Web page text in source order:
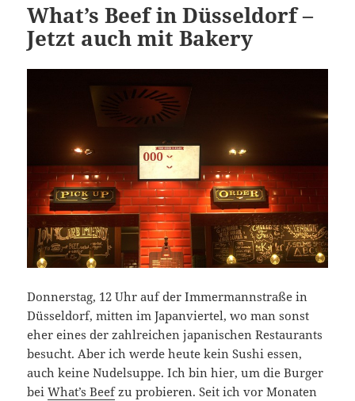
What’s Beef in Düsseldorf –
Jetzt auch mit Bakery
Donnerstag, 12 Uhr auf der Immermannstraße in
Düsseldorf, mitten im Japanviertel, wo man sonst
eher eines der zahlreichen japanischen Restaurants
besucht. Aber ich werde heute kein Sushi essen,
auch keine Nudelsuppe. Ich bin hier, um die Burger
beiWhat’s Beefzu probieren. Seit ich vor Monaten